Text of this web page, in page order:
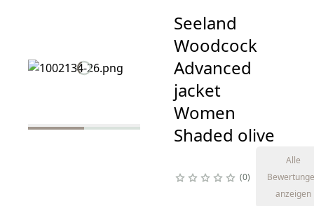
Seeland
Woodcock
Advanced
jacket
Women
Shaded olive
0
Alle
anzeigen